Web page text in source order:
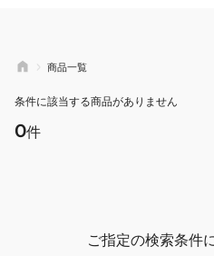
商品一覧
条件に該当する商品がありません
0件
ご指定の検索条件